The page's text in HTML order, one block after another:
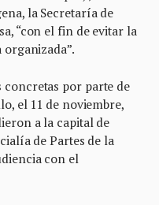
la Secretaría de
“con el fin de evitar la
concretas por parte de
el 11 de noviembre,
a la capital de
de Partes de la
con el